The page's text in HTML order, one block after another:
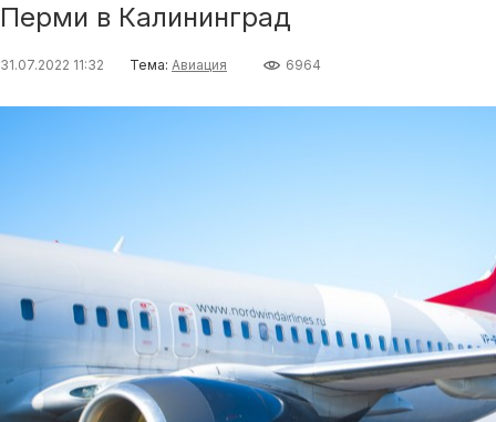
Перми в Калининград
31.07.2022 11:32 Тема: Авиация 6964